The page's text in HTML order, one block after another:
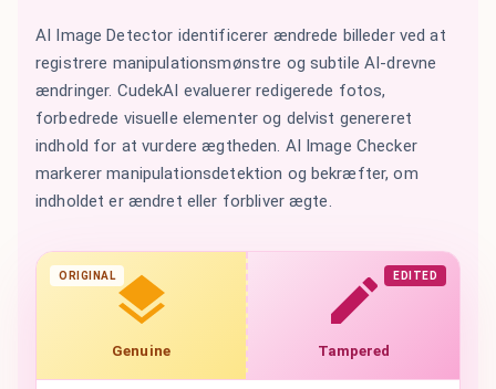
ORIGINAL
Genuine
EDITED
Tampered
AI Image Detector identificerer ændrede billeder ved at
registrere manipulationsmønstre og subtile AI-drevne
ændringer. CudekAI evaluerer redigerede fotos,
forbedrede visuelle elementer og delvist genereret
indhold for at vurdere ægtheden. AI Image Checker
markerer manipulationsdetektion og bekræfter, om
indholdet er ændret eller forbliver ægte.